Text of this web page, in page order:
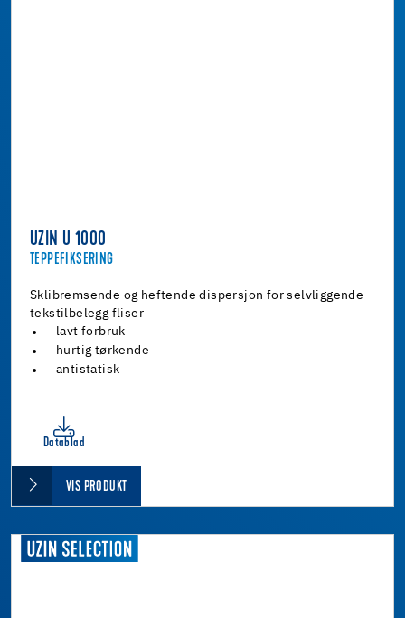
UZIN U 1000
TEPPEFIKSERING
Sklibremsende og heftende dispersjon for selvliggende
tekstilbelegg fliser
lavt forbruk
hurtig tørkende
antistatisk
Datablad
VIS PRODUKT